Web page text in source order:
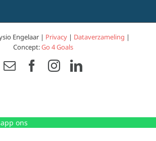
Engelaar | Privacy| Dataverzameling |
Concept:Go 4 Goals
Email Facebook
Instagram
LinkedIn
ons